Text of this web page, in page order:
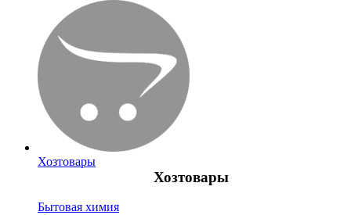
Хозтовары
Хозтовары
Бытовая химия